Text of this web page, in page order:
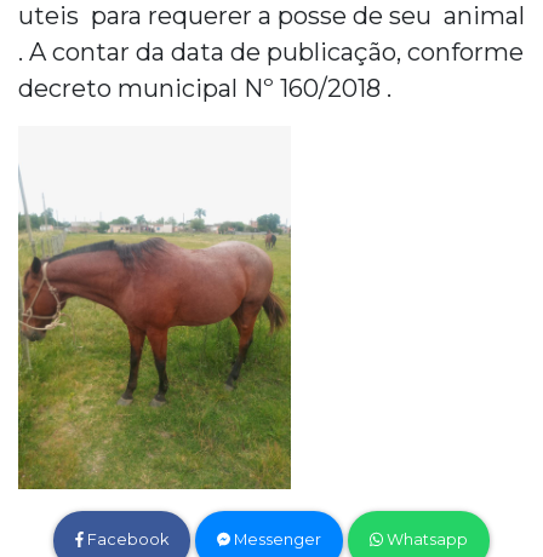
uteis para requerer a posse de seu animal
. A contar da data de publicação, conforme
decreto municipal Nº 160/2018 .
Facebook Messenger Whatsapp